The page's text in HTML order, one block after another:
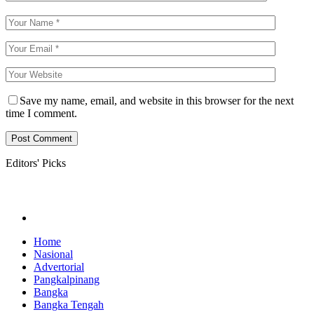
Save my name, email, and website in this browser for the next
time I comment.
Editors' Picks
Home
Nasional
Advertorial
Pangkalpinang
Bangka
Bangka Tengah